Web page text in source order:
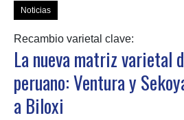
Noticias
Recambio varietal clave:
La nueva matriz varietal
peruano: Ventura y
a Biloxi